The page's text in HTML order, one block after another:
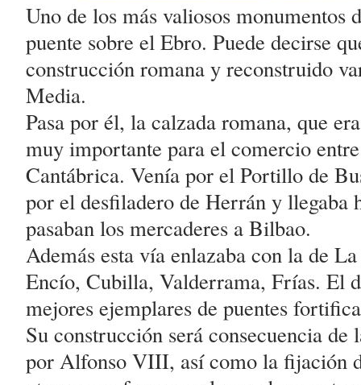
Uno de los más valiosos monumentos
puente sobre el Ebro. Puede decirse
construcción romana y reconstruido
Media.
Pasa por él, la calzada romana, que
muy importante para el comercio
Cantábrica. Venía por el Portillo de
por el desfiladero de Herrán y llegaba
pasaban los mercaderes a Bilbao.
Además esta vía enlazaba con la de
Encío, Cubilla, Valderrama, Frías. El
mejores ejemplares de puentes
Su construcción será consecuencia
por Alfonso VIII, así como la fijación